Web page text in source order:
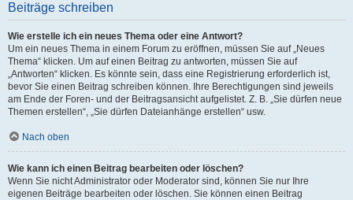
Beiträge schreiben
Wie erstelle ich ein neues Thema oder eine Antwort?
Um ein neues Thema in einem Forum zu eröffnen, müssen Sie auf „Neues
Thema“ klicken. Um auf einen Beitrag zu antworten, müssen Sie auf
„Antworten“ klicken. Es könnte sein, dass eine Registrierung erforderlich ist,
bevor Sie einen Beitrag schreiben können. Ihre Berechtigungen sind jeweils
am Ende der Foren- und der Beitragsansicht aufgelistet. Z. B. „Sie dürfen neue
Themen erstellen“, „Sie dürfen Dateianhänge erstellen“ usw.
Nach oben
Wie kann ich einen Beitrag bearbeiten oder löschen?
Wenn Sie nicht Administrator oder Moderator sind, können Sie nur Ihre
eigenen Beiträge bearbeiten oder löschen. Sie können einen Beitrag